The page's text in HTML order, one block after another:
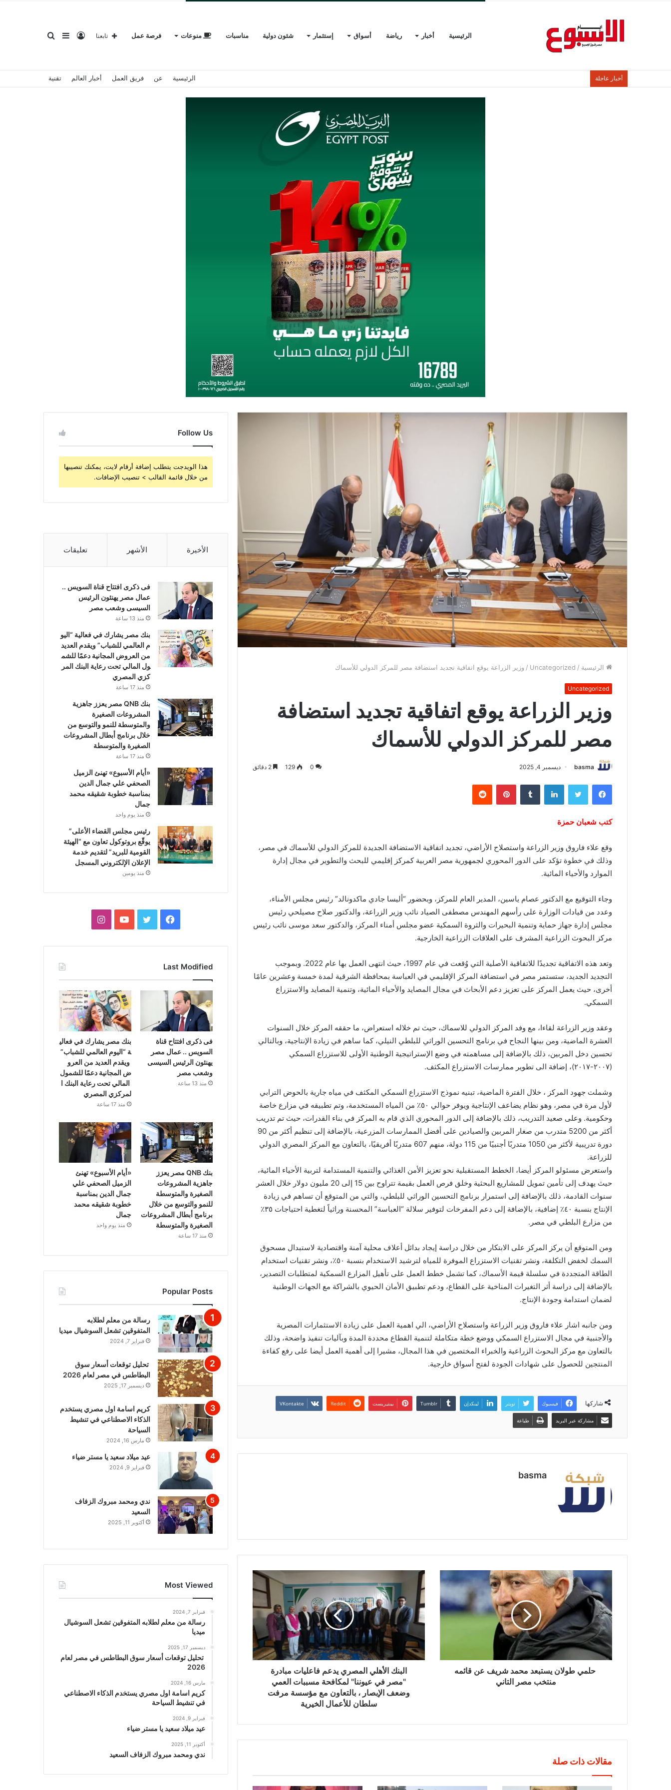
الرئيسية أخبار رياضة أسواق إستثمار شئون دولية مناسبات منوعات فرصة عمل بحثإضافةتسجيل تابعنا
أخبار عاجلة الرئيسية عن فريق العمل أخبار العالم تقنية
الرئيسية /
Uncategorized
/ وزير الزراعة يوقع اتفاقية تجديد استضافة مصر للمركز الدولي للأسماك
Uncategorized
وزير الزراعة يوقع اتفاقية تجديد استضافة
مصر للمركز الدولي للأسماك
basma ديسمبر 4, 2025 0
129
فيسبوك تويتر لينكدإن بينتيريست
كتب شعبان حمزة
وقع علاء فاروق وزير الزراعة واستصلاح الأراضي، تجديد اتفاقية الاستضافة الجديدة للمركز الدولي للأسماك في مصر،
وذلك في خطوة تؤكد على الدور المحوري لجمهورية مصر العربية كمركز إقليمي للبحث والتطوير في مجال إدارة
الموارد والأحياء المائية.
وجاء التوقيع مع الدكتور عصام ياسين، المدير العام للمركز، وبحضور “أليسا جادي ماكدونالد” رئيس مجلس الأمناء،
وعدد من قيادات الوزارة على رأسهم المهندس مصطفى الصياد نائب وزير الزراعة، والدكتور صلاح مصيلحي رئيس
مجلس إدارة جهاز حماية وتنمية البحيرات والثروة السمكية عضو مجلس أمناء المركز، والدكتور سعد موسى نائب رئيس
مركز البحوث الزراعية المشرف على العلاقات الزراعية الخارجية.
وتعد هذه الاتفاقية تجديدًا للاتفاقية الأصلية التي وُقعت في عام 1997، حيث انتهى العمل بها عام 2022. وبموجب
التجديد الجديد، ستستمر مصر في استضافة المركز الإقليمي في العباسة بمحافظة الشرقية لمدة خمسة وعشرين عامًا
أخرى، حيث يعمل المركز على تعزيز دعم الأبحاث في مجال المصايد والأحياء المائية، وتنمية المصايد والاستزراع
السمكي.
وعقد وزير الزراعة لقاءا، مع وفد المركز الدولي للاسماك، حيث تم خلاله استعراض، ما حققه المركز خلال السنوات
العشرة الماضية، ومن بينها النجاح في برنامج التحسين الوراثي للبلطي النيلي، كما ساهم في زيادة الإنتاجية، وبالتالي
تحسين دخل المربين، ذلك بالإضافة إلى مساهمته في وضع الإستراتيجية الوطنية الأولى للاستزراع السمكي
(٢٠٠٧-٢٠١٧)، إضافة الى تطوير ممارسات الاستزراع المكثف.
وشملت جهود المركز ، خلال الفترة الماضية، تبنيه نموذج الاستزراع السمكي المكثف في مياه جارية بالحوض الترابي
لأول مرة في مصر، وهو نظام يضاعف الإنتاجية ويوفر حوالي ٥٠٪ من المياه المستخدمة، وتم تطبيقه في مزارع خاصة
وحكومية. وعلى صعيد التدريب، ذلك بالإضافة إلى الدور المحوري الذي قام به المركز في بناء القدرات، حيث تم تدريب
أكثر من 5200 متدرب من صغار المربين والصيادين على أفضل الممارسات المزرعية، بالإضافة إلى تنظيم أكثر من 90
دورة تدريبية لأكثر من 1050 متدربًا أجنبيًا من 115 دولة، منهم 607 متدربًا أفريقيًا، بالتعاون مع المركز المصري الدولي
للزراعة.
واستعرض مسئولو المركز أيضا، الخطط المستقبلية نحو تعزيز الأمن الغذائي والتنمية المستدامة لتربية الأحياء المائية،
حيث يهدف إلى تأمين تمويل للمشاريع البحثية وخلق فرص العمل بقيمة تتراوح بين 15 إلى 20 مليون دولار خلال العشر
سنوات القادمة، ذلك بالإضافة إلى استمرار برنامج التحسين الوراثي للبلطي، والتي من المتوقع أن تساهم في زيادة
الإنتاج بنسبة ٤٠٪ إضافية، بالإضافة إلى دعم المفرخات لتوفير سلالة “العباسة” المحسنة وراثياً لتغطية احتياجات ٣٥٪
من مزارع البلطي في مصر.
ومن المتوقع أن يركز المركز على الابتكار من خلال دراسة إيجاد بدائل أعلاف محلية آمنة واقتصادية لاستبدال مسحوق
السمك لخفض التكلفة، ونشر تقنيات الاستزراع الموفرة للمياه لترشيد الاستخدام بنسبة ٥٠٪، ونشر تقنيات استخدام
الطاقة المتجددة في سلسلة قيمة الأسماك، كما تشمل خطط العمل على تأهيل المزارع السمكية لمتطلبات التصدير،
بالإضافة إلى دراسة أثر التغيرات المناخية على القطاع، ودعم تطبيق الأمان الحيوي بالشراكة مع الجهات الوطنية
لضمان استدامة وجودة الإنتاج.
ومن جانبه اشار علاء فاروق وزير الزراعة واستصلاح الأراضي، الي اهمية العمل على زيادة الاستثمارات المصرية
والأجنبية في مجال الاستزراع السمكي ووضع خطة متكاملة لتنمية القطاع محددة المدة وبآليات تنفيذ واضحة، وذلك
بالتعاون مع مركز البحوث الزراعية والخبراء المختصين في هذا المجال، مشيرا إلى أهمية العمل أيضا على رفع كفاءة
المنتجين للحصول على شهادات الجودة لفتح أسواق خارجية.
شاركها فيسبوك تويتر لينكدإن بينتيريست
مشاركة عبر البريد طباعة
basma
حلمي طولان يستبعد محمد شريف عن قائمه
منتخب مصر التاني
البنك الأهلي المصري يدعم فاعليات مبادرة
"مصر في عيوننا" لمكافحة مسببات العمي
وضعف الإبصار ، بالتعاون مع مؤسسة مرفت
سلطان للأعمال الخيرية
مقالات ذات صلة
Follow Us
هذا الويدجت يتطلب إضافة أرقام لايت، يمكنك تنصيبها
من خلال قائمة القالب > تنصيب الإضافات.
الأخيرة الأشهر تعليقات
فى ذكرى افتتاح قناة السويس ..
عمال مصر يهنئون الرئيس
السيسى وشعب مصر
منذ 13 ساعة
بنك مصر يشارك في فعالية “اليو
م العالمي للشباب” ويقدم العديد
من العروض المجانية دعمًا للشم
ول المالي تحت رعاية البنك المر
كزي المصري
منذ 17 ساعة
بنك QNB مصر يعزز جاهزية
المشروعات الصغيرة
والمتوسطة للنمو والتوسع من
خلال برنامج أبطال المشروعات
الصغيرة والمتوسطة
منذ 17 ساعة
«أيام الأسبوع» تهنئ الزميل
الصحفي علي جمال الدين
بمناسبة خطوبة شقيقه محمد
جمال
منذ يوم واحد
رئيس مجلس القضاء الأعلى”
يوقّع بروتوكول تعاون مع “الهيئة
القومية للبريد” لتقديم خدمة
الإعلان الإلكتروني المسجل
منذ يومين
فيسبوكتويتر يوتيوبانستقرام
Last Modified
فى ذكرى افتتاح قناة
السويس .. عمال مصر
يهنئون الرئيس السيسى
وشعب مصر
منذ 13 ساعة
بنك مصر يشارك في فعالي
ة “اليوم العالمي للشباب”
ويقدم العديد من العرو
ض المجانية دعمًا للشمول
المالي تحت رعاية البنك ا
لمركزي المصري
منذ 17 ساعة
بنك QNB مصر يعزز
جاهزية المشروعات
الصغيرة والمتوسطة
للنمو والتوسع من خلال
برنامج أبطال المشروعات
الصغيرة والمتوسطة
منذ 17 ساعة
«أيام الأسبوع» تهنئ
الزميل الصحفي علي
جمال الدين بمناسبة
خطوبة شقيقه محمد
جمال
منذ يوم واحد
Popular Posts
رسالة من معلم لطلابه
المتفوقين تشعل السوشيال ميديا
فبراير 7, 2024
تحليل توقعات أسعار سوق
البطاطس في مصر لعام 2026
ديسمبر 17, 2025
كريم اسامة اول مصري يستخدم
الذكاء الاصطناعي في تنشيط
السياحة
مارس 16, 2024
عيد ميلاد سعيد يا مستر ضياء
فبراير 9, 2024
ندي ومحمد مبروك الزفاف
السعيد
أكتوبر 11, 2025
Most Viewed
فبراير 7, 2024
رسالة من معلم لطلابه المتفوقين تشعل السوشيال
ميديا
ديسمبر 17, 2025
تحليل توقعات أسعار سوق البطاطس في مصر لعام
2026
مارس 16, 2024
كريم اسامة اول مصري يستخدم الذكاء الاصطناعي
في تنشيط السياحة
فبراير 9, 2024
عيد ميلاد سعيد يا مستر ضياء
أكتوبر 11, 2025
ندي ومحمد مبروك الزفاف السعيد